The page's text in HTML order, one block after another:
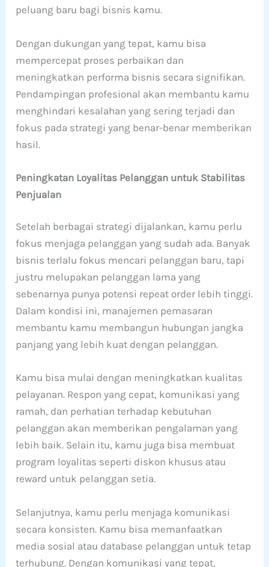
peluang baru bagi bisnis kamu.
Dengan dukungan yang tepat, kamu bisa
mempercepat proses perbaikan dan
meningkatkan performa bisnis secara signifikan.
Pendampingan profesional akan membantu kamu
menghindari kesalahan yang sering terjadi dan
fokus pada strategi yang benar-benar memberikan
hasil.
Peningkatan Loyalitas Pelanggan untuk Stabilitas
Penjualan
Setelah berbagai strategi dijalankan, kamu perlu
fokus menjaga pelanggan yang sudah ada. Banyak
bisnis terlalu fokus mencari pelanggan baru, tapi
justru melupakan pelanggan lama yang
sebenarnya punya potensi repeat order lebih tinggi.
Dalam kondisi ini, manajemen pemasaran
membantu kamu membangun hubungan jangka
panjang yang lebih kuat dengan pelanggan.
Kamu bisa mulai dengan meningkatkan kualitas
pelayanan. Respon yang cepat, komunikasi yang
ramah, dan perhatian terhadap kebutuhan
pelanggan akan memberikan pengalaman yang
lebih baik. Selain itu, kamu juga bisa membuat
program loyalitas seperti diskon khusus atau
reward untuk pelanggan setia.
Selanjutnya, kamu perlu menjaga komunikasi
secara konsisten. Kamu bisa memanfaatkan
media sosial atau database pelanggan untuk tetap
terhubung. Dengan komunikasi yang tepat,